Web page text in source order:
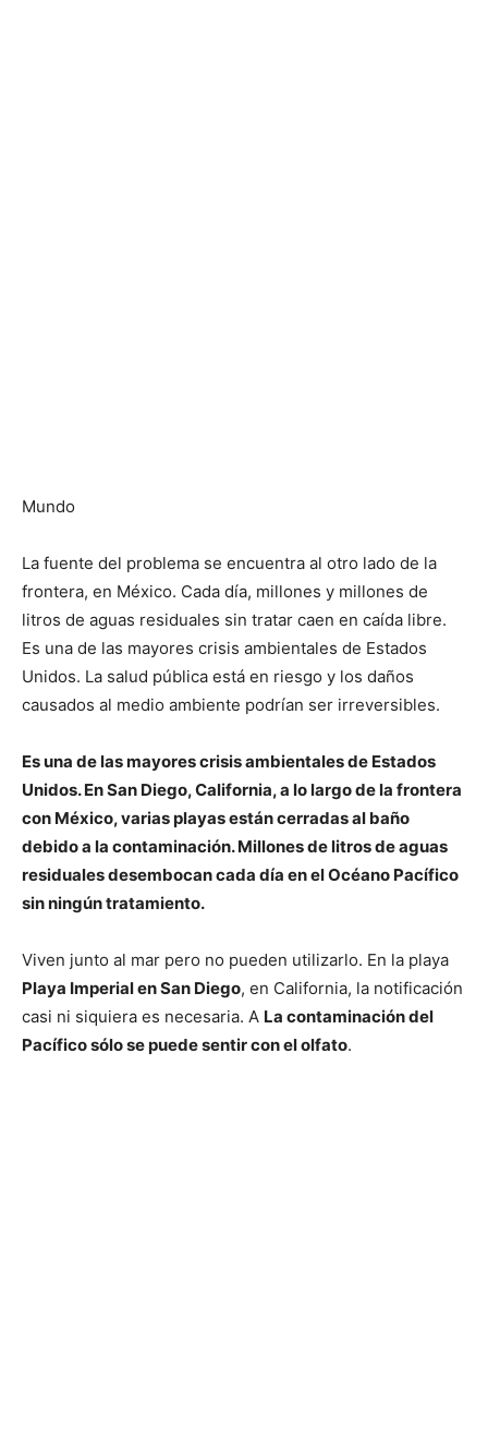
Mundo
La fuente del problema se encuentra al otro lado de la
frontera, en México. Cada día, millones y millones de
litros de aguas residuales sin tratar caen en caída libre.
Es una de las mayores crisis ambientales de Estados
Unidos. La salud pública está en riesgo y los daños
causados ​​al medio ambiente podrían ser irreversibles.
Es una de las mayores crisis ambientales de Estados
Unidos. En San Diego, California, a lo largo de la frontera
con México, varias playas están cerradas al baño
debido a la contaminación. Millones de litros de aguas
residuales desembocan cada día en el Océano Pacífico
sin ningún tratamiento.
Viven junto al mar pero no pueden utilizarlo. En la playa
Playa Imperial en San Diego, en California, la notificación
casi ni siquiera es necesaria. A La contaminación del
Pacífico sólo se puede sentir con el olfato.